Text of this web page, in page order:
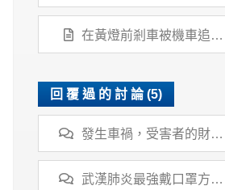
洗手或戴口罩
在黃燈前剎車被機車追
撞，這樣子我有肇事責任
回 覆 過 的 討 論 (5)
發生車禍，受害者的財產
損害可以如何向肇事者求
償？
武漢肺炎最強戴口罩方法